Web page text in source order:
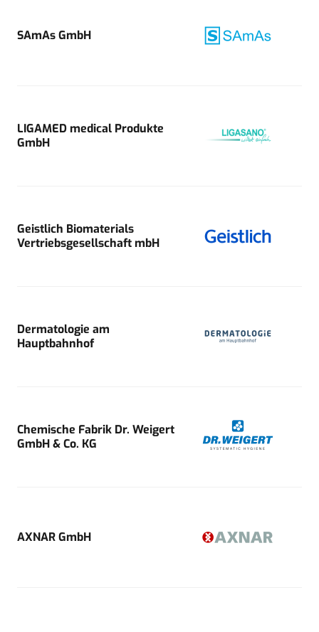
SAmAs GmbH
LIGAMED medical Produkte
GmbH
Geistlich Biomaterials
Vertriebsgesellschaft mbH
Dermatologie am
Hauptbahnhof
Chemische Fabrik Dr. Weigert
GmbH & Co. KG
AXNAR GmbH